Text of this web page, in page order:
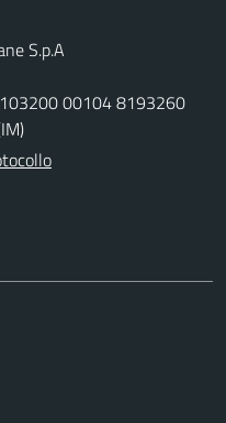
S.p.A
00104 8193260